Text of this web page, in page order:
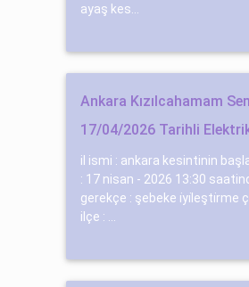
ayaş kes...
Ankara Kızılcahamam
17/04/2026 Tarihli
il ismi : ankara kesintinin
: 17 nisan - 2026 13:30
gerekçe : şebeke i̇yi̇leşti̇rme
ilçe : ...